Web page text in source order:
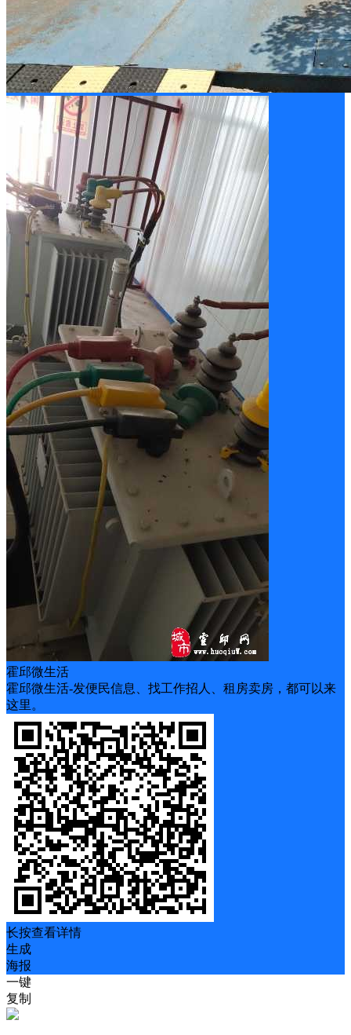
霍邱微生活
霍邱微生活-发便民信息、找工作招人、租房卖房，都可以来
这里。
长按查看详情
生成
海报
一键
复制